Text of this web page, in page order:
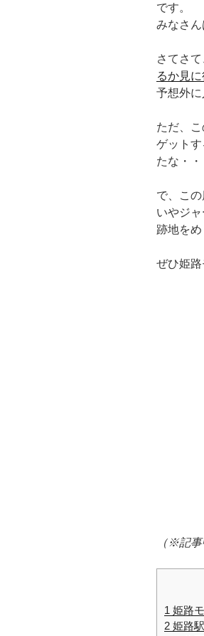
です。
みなさん
さてさ
るか見
予想外に
ただ、
ゲット
たな・
で、こ
いやジ
跡地を
ぜひ姫
（※記
1 姫路
2 姫路